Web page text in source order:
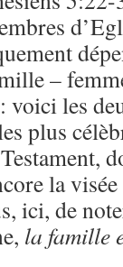
–
voici les
plus
la
ici, de
la famille